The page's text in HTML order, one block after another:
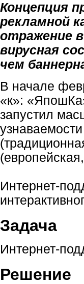
Концепция
рекламной
отражение
вирусная
чем
В начале
«к»:
запустил
Интернет-
Задача
Интернет-
Решение